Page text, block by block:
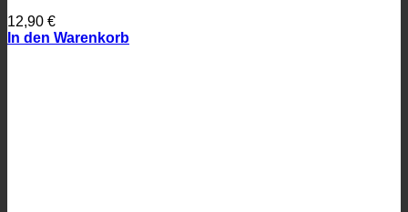
12,90 €
In den Warenkorb